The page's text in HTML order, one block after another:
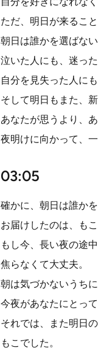
ただ、明日が来るこ
朝日は誰かを選ばない
泣いた人にも、迷った
自分を見失った人に
そして明日もまた、
あなたが思うより、
夜明けに向かって、
03:05
確かに、朝日は誰かを
お届けしたのは、も
もし今、長い夜の途
焦らなくて大丈夫。
朝は気づかないうち
今夜があなたにとっ
それでは、また明日
もこでした。